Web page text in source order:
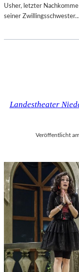
Usher, letzter
seiner Zwillingsschwester…
Landestheater
Veröffentlicht